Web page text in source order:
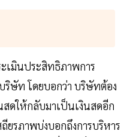
เมินประสิทธิภาพการ
ริษัท โดยบอกว่า บริษัทต้อง
สดให้กลับมาเป็นเงินสดอีก
ยรภาพบ่งบอกถึงการบริหาร